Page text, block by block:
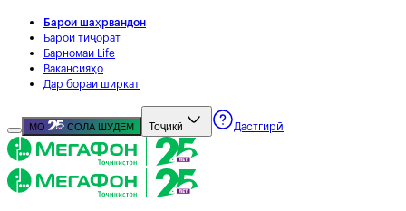
Барои шаҳрвандон
Барои тиҷорат
Барномаи Life
Вакансияҳо
Дар бораи ширкат
МО СОЛА ШУДЕМ Тоҷикӣ Дастгирӣ